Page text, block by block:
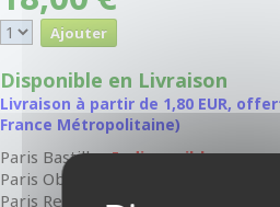
Disponible en Livraison
Livraison à partir de 1,80 EUR,
France Métropolitaine)
Paris Bastille :Indisponible
Paris Oberkampf :
Paris Rennes-Raspail :